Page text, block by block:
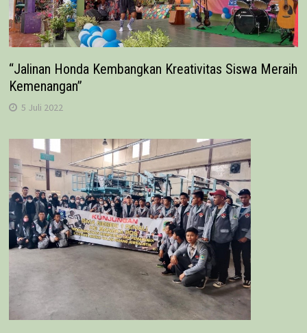
“Jalinan Honda Kembangkan Kreativitas Siswa Meraih
Kemenangan”
5 Juli 2022